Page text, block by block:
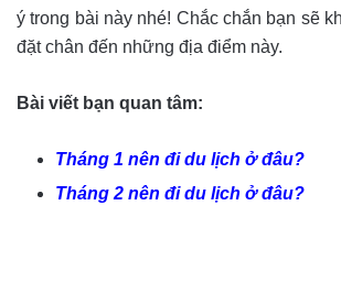
ý trong bài này nhé! Chắc chắn bạn sẽ
đặt chân đến những địa điểm này.
Bài viết bạn quan tâm:
Tháng 1 nên đi du lịch ở đâu?
Tháng 2 nên đi du lịch ở đâu?